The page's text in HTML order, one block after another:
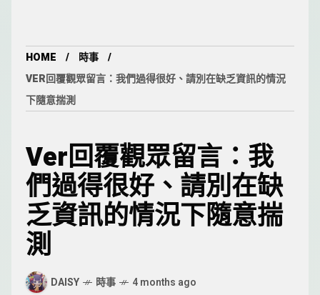
HOME
時事
VER回覆觀眾留言：我們過得很好、請別在缺乏資訊的情況
下隨意揣測
Ver回覆觀眾留言：我
們過得很好、請別在缺
乏資訊的情況下隨意揣
測
DAISY 時事 4 months ago